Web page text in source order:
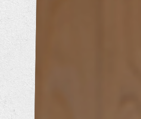
屋根葺き替え工事
内装工事